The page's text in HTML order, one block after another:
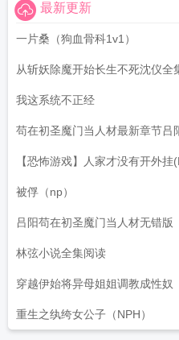
最新更新
一片桑（狗血骨科1v1）
从斩妖除魔开始长生不死沈仪全
我这系统不正经
苟在初圣魔门当人材最新章节吕
【恐怖游戏】人家才没有开外挂
被俘（np）
吕阳苟在初圣魔门当人材无错版
林弦小说全集阅读
穿越伊始将异母姐姐调教成性奴
征服至胯下）
重生之纨绔女公子（NPH）